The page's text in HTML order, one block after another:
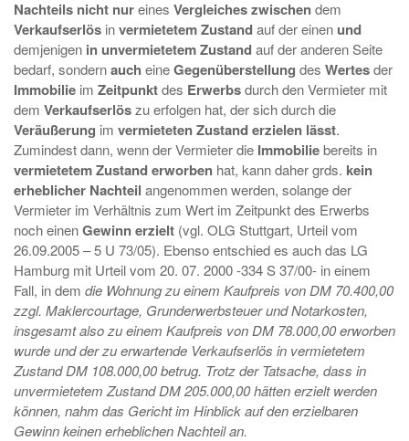
Nachteils nicht nureines Vergleiches zwischendem
Verkaufserlös invermietetem Zustandauf der einen und
demjenigen in unvermietetem Zustandauf der anderen Seite
bedarf, sondernauch eineGegenüberstellung des Wertesder
Immobilie im Zeitpunktdes Erwerbsdurch den Vermieter mit
dem Verkaufserlöszu erfolgen hat, der sich durch die
Veräußerung im vermieteten Zustand erzielen lässt.
Zumindest dann, wenn der Vermieter die Immobiliebereits in
vermietetem Zustand erworben hat, kann daher grds. kein
erheblicher Nachteil angenommen werden, solange der
Vermieter im Verhältnis zum Wert im Zeitpunkt des Erwerbs
noch einenGewinn erzielt (vgl. OLG Stuttgart, Urteil vom
26.09.2005 – 5 U 73/05). Ebenso entschied es auch das LG
Hamburg mit Urteil vom 20. 07. 2000 -334 S 37/00- in einem
Fall, in dem die Wohnung zu einem Kaufpreis von DM 70.400,00
zzgl. Maklercourtage, Grunderwerbsteuer und Notarkosten,
insgesamt also zu einem Kaufpreis von DM 78.000,00 erworben
wurde und der zu erwartende Verkaufserlös in vermietetem
Zustand DM 108.000,00 betrug. Trotz der Tatsache, dass in
unvermietetem Zustand DM 205.000,00 hätten erzielt werden
können, nahm das Gericht im Hinblick auf den erzielbaren
Gewinn keinen erheblichen Nachteil an.